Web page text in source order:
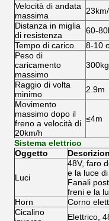
Velocità di andata
massima
Distanza in miglia
di resistenza
60-
Tempo di carico
8-10
Peso di
caricamento
massimo
Raggio di volta
minimo
2.9m
Movimento
massimo dopo il
freno a velocità di
20km/h
≤4m
Sistema elettrico
Oggetto
Luci
48V, faro
e la luce di
Fanali
freni e la
Horn
Corno
Cicalino
Elettrico,